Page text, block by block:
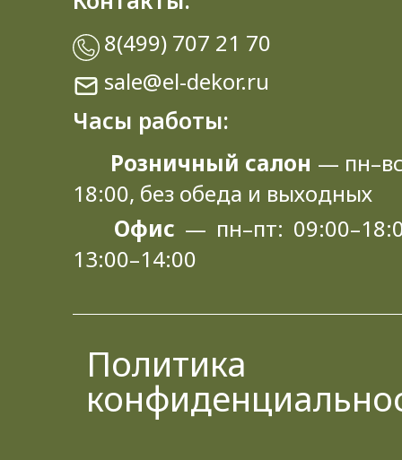
8(499) 707 21 70
sale@el-dekor.ru
Часы работы:
Розничный салон —
18:00, без обеда и выходных
Офис — пн–пт:
13:00–14:00
Политика